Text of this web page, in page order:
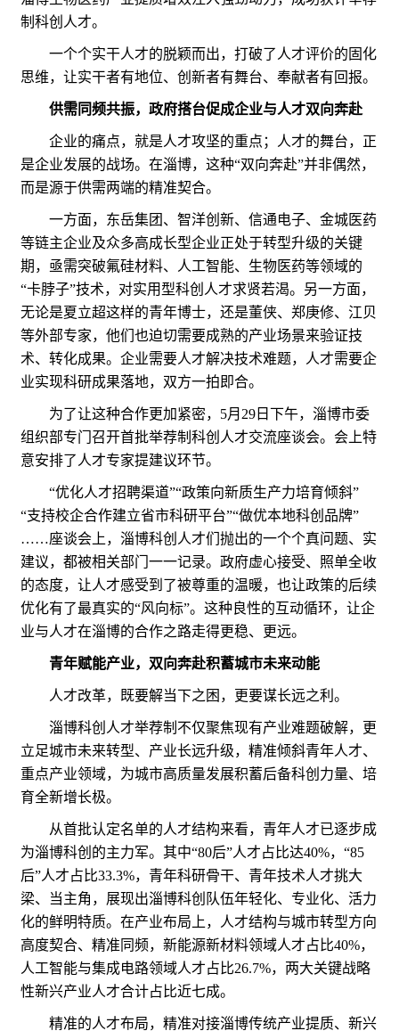
制科创人才。
一个个实干人才的脱颖而出，打破了人才评价的固化
思维，让实干者有地位、创新者有舞台、奉献者有回报。
供需同频共振，政府搭台促成企业与人才双向奔赴
企业的痛点，就是人才攻坚的重点；人才的舞台，正
是企业发展的战场。在淄博，这种“双向奔赴”并非偶然，
而是源于供需两端的精准契合。
一方面，东岳集团、智洋创新、信通电子、金城医药
等链主企业及众多高成长型企业正处于转型升级的关键
期，亟需突破氟硅材料、人工智能、生物医药等领域的
“卡脖子”技术，对实用型科创人才求贤若渴。另一方面，
无论是夏立超这样的青年博士，还是董侠、郑庚修、江贝
等外部专家，他们也迫切需要成熟的产业场景来验证技
术、转化成果。企业需要人才解决技术难题，人才需要企
业实现科研成果落地，双方一拍即合。
为了让这种合作更加紧密，5月29日下午，淄博市委
组织部专门召开首批举荐制科创人才交流座谈会。会上特
意安排了人才专家提建议环节。
“优化人才招聘渠道”“政策向新质生产力培育倾斜”
“支持校企合作建立省市科研平台”“做优本地科创品牌”
……座谈会上，淄博科创人才们抛出的一个个真问题、实
建议，都被相关部门一一记录。政府虚心接受、照单全收
的态度，让人才感受到了被尊重的温暖，也让政策的后续
优化有了最真实的“风向标”。这种良性的互动循环，让企
业与人才在淄博的合作之路走得更稳、更远。
青年赋能产业，双向奔赴积蓄城市未来动能
人才改革，既要解当下之困，更要谋长远之利。
淄博科创人才举荐制不仅聚焦现有产业难题破解，更
立足城市未来转型、产业长远升级，精准倾斜青年人才、
重点产业领域，为城市高质量发展积蓄后备科创力量、培
育全新增长极。
从首批认定名单的人才结构来看，青年人才已逐步成
为淄博科创的主力军。其中“80后”人才占比达40%，“85
后”人才占比33.3%，青年科研骨干、青年技术人才挑大
梁、当主角，展现出淄博科创队伍年轻化、专业化、活力
化的鲜明特质。在产业布局上，人才结构与城市转型方向
高度契合、精准同频，新能源新材料领域人才占比40%，
人工智能与集成电路领域人才占比26.7%，两大关键战略
性新兴产业人才合计占比近七成。
精准的人才布局，精准对接淄博传统产业提质、新兴